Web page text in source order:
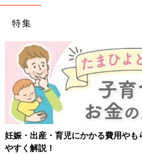
特集
妊娠・出産・育児にかかる費用や
やすく解説！